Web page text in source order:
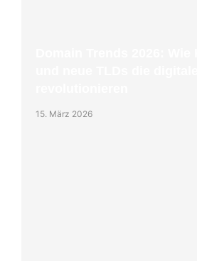
15. März 2026